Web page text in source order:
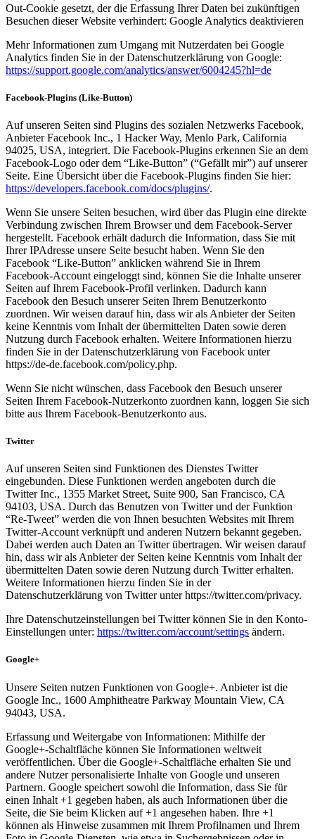
Out-Cookie gesetzt, der die Erfassung Ihrer Daten bei zukünftigen
Besuchen dieser Website verhindert: Google Analytics deaktivieren
Mehr Informationen zum Umgang mit Nutzerdaten bei Google
Analytics finden Sie in der Datenschutzerklärung von Google:
https://support.google.com/analytics/answer/6004245?hl=de
Facebook-Plugins (Like-Button)
Auf unseren Seiten sind Plugins des sozialen Netzwerks Facebook,
Anbieter Facebook Inc., 1 Hacker Way, Menlo Park, California
94025, USA, integriert. Die Facebook-Plugins erkennen Sie an dem
Facebook-Logo oder dem “Like-Button” (“Gefällt mir”) auf unserer
Seite. Eine Übersicht über die Facebook-Plugins finden Sie hier:
https://developers.facebook.com/docs/plugins/.
Wenn Sie unsere Seiten besuchen, wird über das Plugin eine direkte
Verbindung zwischen Ihrem Browser und dem Facebook-Server
hergestellt. Facebook erhält dadurch die Information, dass Sie mit
Ihrer IPAdresse unsere Seite besucht haben. Wenn Sie den
Facebook “Like-Button” anklicken während Sie in Ihrem
Facebook-Account eingeloggt sind, können Sie die Inhalte unserer
Seiten auf Ihrem Facebook-Profil verlinken. Dadurch kann
Facebook den Besuch unserer Seiten Ihrem Benutzerkonto
zuordnen. Wir weisen darauf hin, dass wir als Anbieter der Seiten
keine Kenntnis vom Inhalt der übermittelten Daten sowie deren
Nutzung durch Facebook erhalten. Weitere Informationen hierzu
finden Sie in der Datenschutzerklärung von Facebook unter
https://de-de.facebook.com/policy.php.
Wenn Sie nicht wünschen, dass Facebook den Besuch unserer
Seiten Ihrem Facebook-Nutzerkonto zuordnen kann, loggen Sie sich
bitte aus Ihrem Facebook-Benutzerkonto aus.
Twitter
Auf unseren Seiten sind Funktionen des Dienstes Twitter
eingebunden. Diese Funktionen werden angeboten durch die
Twitter Inc., 1355 Market Street, Suite 900, San Francisco, CA
94103, USA. Durch das Benutzen von Twitter und der Funktion
“Re-Tweet” werden die von Ihnen besuchten Websites mit Ihrem
Twitter-Account verknüpft und anderen Nutzern bekannt gegeben.
Dabei werden auch Daten an Twitter übertragen. Wir weisen darauf
hin, dass wir als Anbieter der Seiten keine Kenntnis vom Inhalt der
übermittelten Daten sowie deren Nutzung durch Twitter erhalten.
Weitere Informationen hierzu finden Sie in der
Datenschutzerklärung von Twitter unter https://twitter.com/privacy.
Ihre Datenschutzeinstellungen bei Twitter können Sie in den Konto-
Einstellungen unter: https://twitter.com/account/settings ändern.
Google+
Unsere Seiten nutzen Funktionen von Google+. Anbieter ist die
Google Inc., 1600 Amphitheatre Parkway Mountain View, CA
94043, USA.
Erfassung und Weitergabe von Informationen: Mithilfe der
Google+-Schaltfläche können Sie Informationen weltweit
veröffentlichen. Über die Google+-Schaltfläche erhalten Sie und
andere Nutzer personalisierte Inhalte von Google und unseren
Partnern. Google speichert sowohl die Information, dass Sie für
einen Inhalt +1 gegeben haben, als auch Informationen über die
Seite, die Sie beim Klicken auf +1 angesehen haben. Ihre +1
können als Hinweise zusammen mit Ihrem Profilnamen und Ihrem